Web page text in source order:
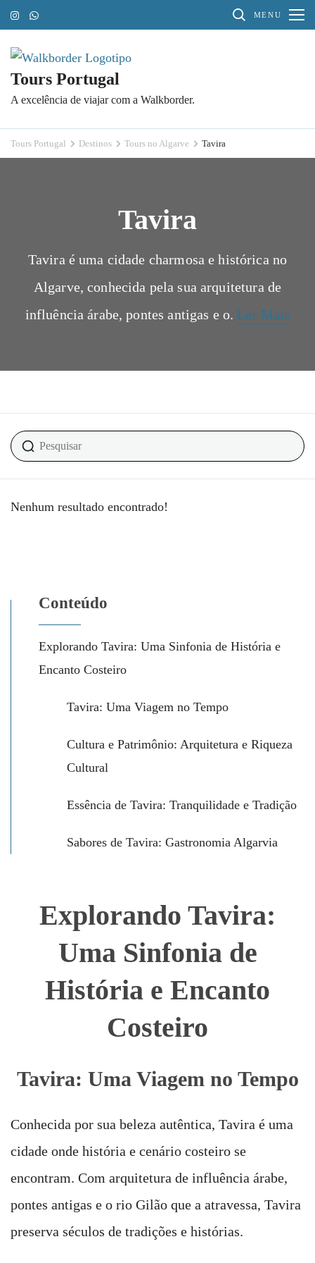
Pular
para
conteúdo
(Pressione
MENU
Tours Portugal
A excelência de viajar com a Walkborder.
Tours Portugal Destinos Tours no Algarve Tavira
Tavira
Tavira é uma cidade charmosa e histórica no
Algarve, conhecida pela sua arquitetura de
influência árabe, pontes antigas e o. Ler Mais
Nenhum resultado encontrado!
Explorando Tavira:
Uma Sinfonia de
História e Encanto
Costeiro
Tavira: Uma Viagem no Tempo
Conhecida por sua beleza autêntica, Tavira é uma
cidade onde história e cenário costeiro se
encontram. Com arquitetura de influência árabe,
pontes antigas e o rio Gilão que a atravessa, Tavira
preserva séculos de tradições e histórias.
Conteúdo
Explorando Tavira: Uma Sinfonia de História e
Encanto Costeiro
Tavira: Uma Viagem no Tempo
Cultura e Patrimônio: Arquitetura e Riqueza
Cultural
Essência de Tavira: Tranquilidade e Tradição
Sabores de Tavira: Gastronomia Algarvia